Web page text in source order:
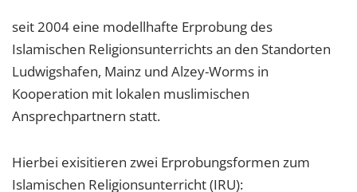
seit 2004 eine modellhafte Erprobung des
Islamischen Religionsunterrichts an den Standorten
Ludwigshafen, Mainz und Alzey-Worms in
Kooperation mit lokalen muslimischen
Ansprechpartnern statt.
Hierbei exisitieren zwei Erprobungsformen zum
Islamischen Religionsunterricht (IRU):